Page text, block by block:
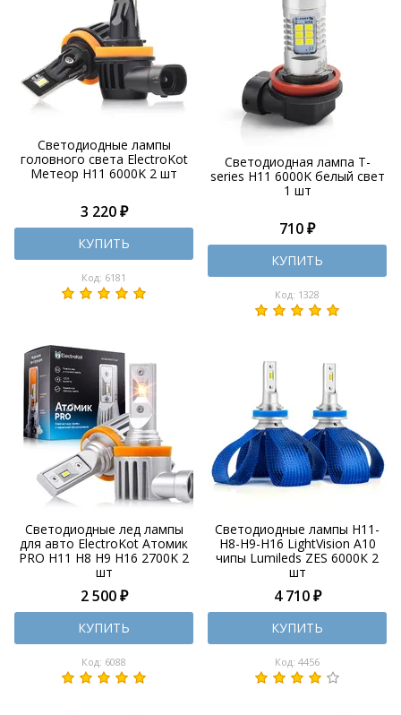
Светодиодные лампы
головного света ElectroKot
Метеор H11 6000K 2 шт
3 220 ₽
КУПИТЬ
Код: 6181
Светодиодная лампа T-
series H11 6000K белый свет
1 шт
710 ₽
КУПИТЬ
Код: 1328
Светодиодные лед лампы
для авто ElectroKot Атомик
PRO H11 H8 H9 H16 2700K 2
шт
2 500 ₽
КУПИТЬ
Код: 6088
Светодиодные лампы H11-
H8-H9-H16 LightVision A10
чипы Lumileds ZES 6000К 2
шт
4 710 ₽
КУПИТЬ
Код: 4456